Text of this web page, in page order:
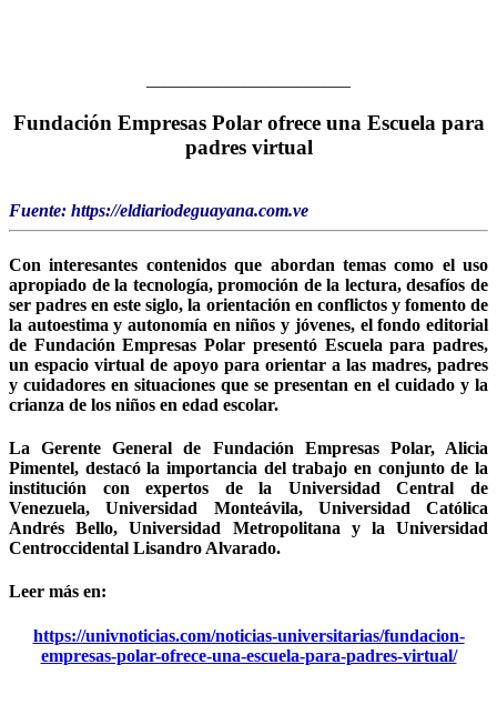
Fundación Empresas Polar ofrece una Escuela para
padres virtual
Fuente: https://eldiariodeguayana.com.ve
Con interesantes contenidos que abordan temas como el uso
apropiado de la tecnología, promoción de la lectura, desafíos de
ser padres en este siglo, la orientación en conflictos y fomento de
la autoestima y autonomía en niños y jóvenes, el fondo editorial
de Fundación Empresas Polar presentó Escuela para padres,
un espacio virtual de apoyo para orientar a las madres, padres
y cuidadores en situaciones que se presentan en el cuidado y la
crianza de los niños en edad escolar.
La Gerente General de Fundación Empresas Polar, Alicia
Pimentel, destacó la importancia del trabajo en conjunto de la
institución con expertos de la Universidad Central de
Venezuela, Universidad Monteávila, Universidad Católica
Andrés Bello, Universidad Metropolitana y la Universidad
Centroccidental Lisandro Alvarado.
Leer más en:
https://univnoticias.com/noticias-universitarias/fundacion-
empresas-polar-ofrece-una-escuela-para-padres-virtual/